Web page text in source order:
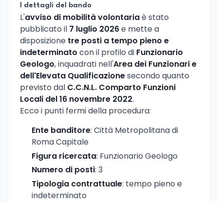
I dettagli del bando
L'avviso di mobilità volontariaè stato
pubblicato il 7 luglio 2026e mette a
disposizione tre posti a tempo pieno e
indeterminato con il profilo di Funzionario
Geologo, inquadrati nell'Area dei Funzionari e
dell'Elevata Qualificazionesecondo quanto
previsto dal C.C.N.L. Comparto Funzioni
Locali del 16 novembre 2022.
Ecco i punti fermi della procedura:
Ente banditore: Città Metropolitana di
Roma Capitale
Figura ricercata: Funzionario Geologo
Numero di posti: 3
Tipologia contrattuale: tempo pieno e
indeterminato